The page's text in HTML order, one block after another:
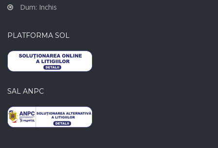
Dum: Inchis
PLATFORMA SOL
SAL ANPC